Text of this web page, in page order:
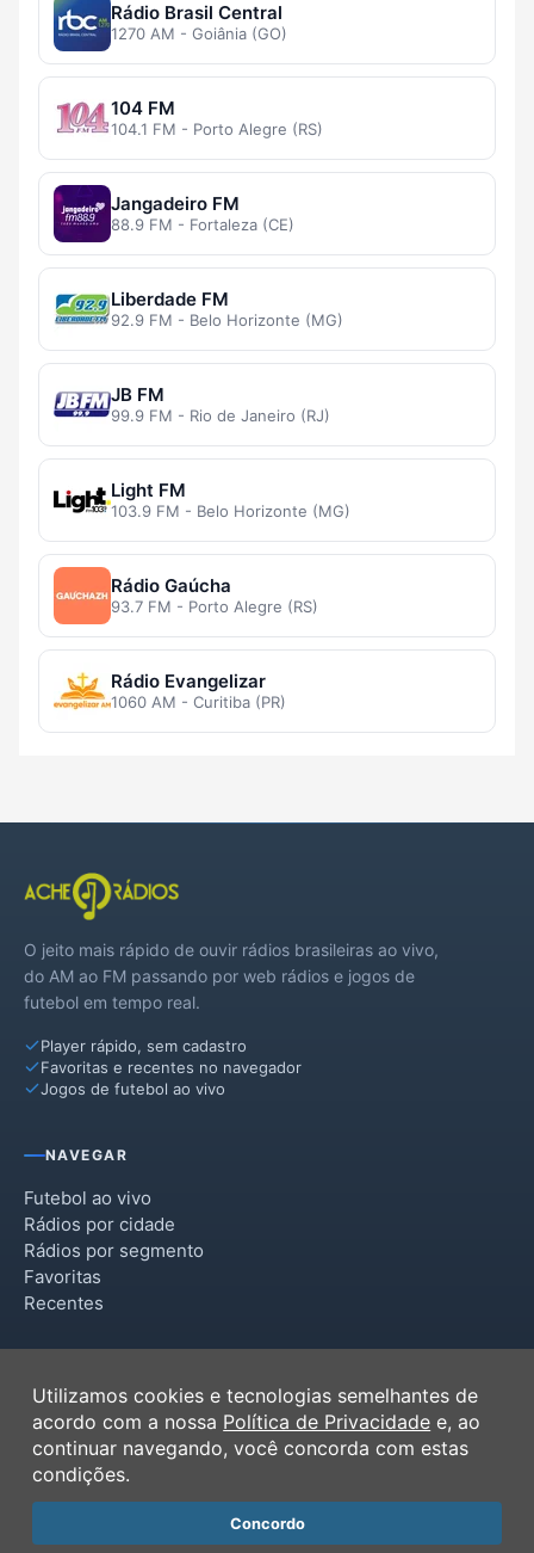
Rádio Brasil Central
1270 AM - Goiânia (GO)
104 FM
104.1 FM - Porto Alegre (RS)
Jangadeiro FM
88.9 FM - Fortaleza (CE)
Liberdade FM
92.9 FM - Belo Horizonte (MG)
JB FM
99.9 FM - Rio de Janeiro (RJ)
Light FM
103.9 FM - Belo Horizonte (MG)
Rádio Gaúcha
93.7 FM - Porto Alegre (RS)
Rádio Evangelizar
1060 AM - Curitiba (PR)
O jeito mais rápido de ouvir rádios brasileiras ao vivo,
do AM ao FM passando por web rádios e jogos de
futebol em tempo real.
Player rápido, sem cadastro
Favoritas e recentes no navegador
Jogos de futebol ao vivo
NAVEGAR
Futebol ao vivo
Rádios por cidade
Rádios por segmento
Favoritas
Recentes
Termos de Uso
Política de Privacidade
Ferramentas
Contato
Utilizamos cookies e tecnologias semelhantes de
acordo com a nossa Política de Privacidade e, ao
continuar navegando, você concorda com estas
condições.
Concordo